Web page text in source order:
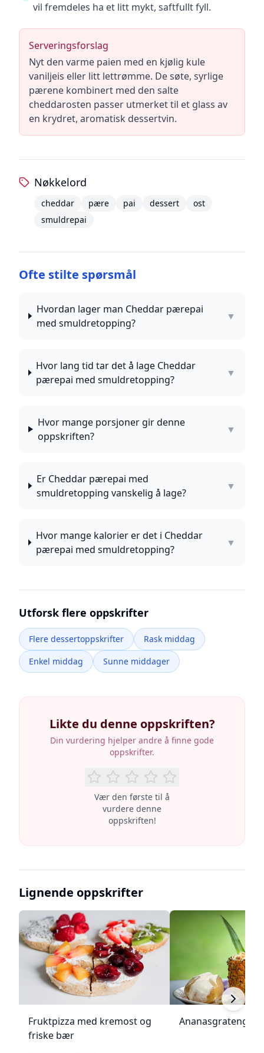
vil fremdeles ha et litt mykt, saftfullt fyll.
Serveringsforslag
Nyt den varme paien med en kjølig kule
vaniljeis eller litt lettrømme. De søte, syrlige
pærene kombinert med den salte
cheddarosten passer utmerket til et glass av
en krydret, aromatisk dessertvin.
Nøkkelord
cheddar pære pai dessert
ost
smuldrepai
Ofte stilte spørsmål
Hvordan lager man Cheddar pærepai
med smuldretopping?
▼
Hvor lang tid tar det å lage Cheddar
pærepai med smuldretopping?
▼
Hvor mange porsjoner gir denne
oppskriften?
▼
Er Cheddar pærepai med
smuldretopping vanskelig å lage?
▼
Hvor mange kalorier er det i Cheddar
pærepai med smuldretopping?
▼
Utforsk flere oppskrifter
Flere dessertoppskrifter
Rask middag
Enkel middag
Sunne middager
Likte du denne oppskriften?
Din vurdering hjelper andre å finne gode
oppskrifter.
Vær den første til å
vurdere denne
oppskriften!
Lignende oppskrifter
Fruktpizza med kremost og
friske bær
Ananasgrateng